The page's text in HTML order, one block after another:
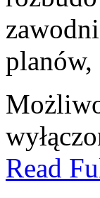
Read